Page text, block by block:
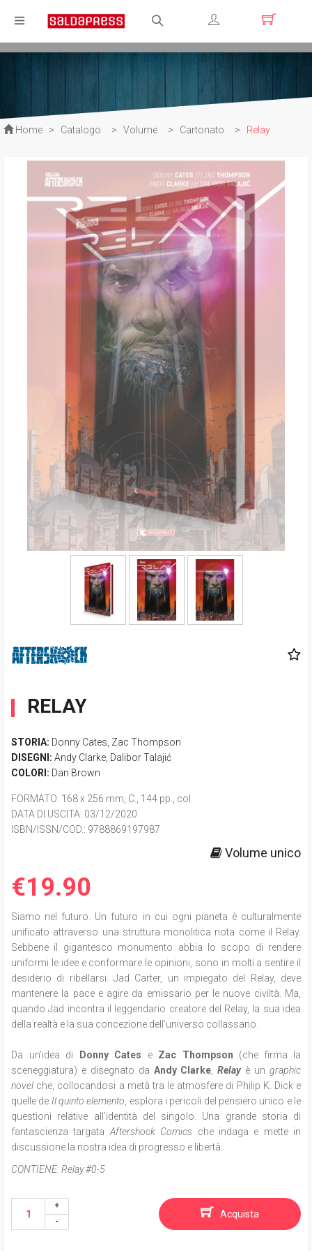
Registrati
Home > Catalogo > Volume > Cartonato > Relay
RELAY
STORIA: Donny Cates Zac Thompson
DISEGNI: Andy Clarke Dalibor Talajić
COLORI: Dan Brown
FORMATO: 168 x 256 mm, C., 144 pp., col.
DATA DI USCITA: 03/12/2020
ISBN/ISSN/COD.: 9788869197987
Volume unico
€19.90
Siamo nel futuro. Un futuro in cui ogni pianeta è culturalmente
unificato attraverso una struttura monolitica nota come il Relay.
Sebbene il gigantesco monumento abbia lo scopo di rendere
uniformi le idee e conformare le opinioni, sono in molti a sentire il
desiderio di ribellarsi. Jad Carter, un impiegato del Relay, deve
mantenere la pace e agire da emissario per le nuove civiltà. Ma,
quando Jad incontra il leggendario creatore del Relay, la sua idea
della realtà e la sua concezione dell’universo collassano.
Da un’idea di Donny Cates e Zac Thompson (che firma la
sceneggiatura) e disegnato da Andy Clarke ,Relay è ungraphic
novel che, collocandosi a metà tra le atmosfere di Philip K. Dick e
quelle de Il quinto elemento , esplora i pericoli del pensiero unico e le
questioni relative all’identità del singolo. Una grande storia di
fantascienza targata Aftershock Comics che indaga e mette in
discussione la nostra idea di progresso e libertà.
CONTIENE:Relay #0-5
Acquista